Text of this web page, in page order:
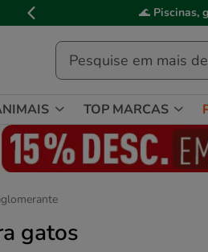
de
mensagem,
🌊 Piscinas,
TOP MARCAS
gatos